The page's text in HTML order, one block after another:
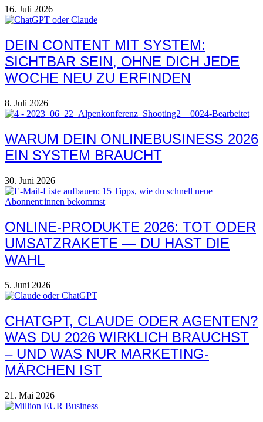
16. Juli 2026
DEIN CONTENT MIT SYSTEM:
SICHTBAR SEIN, OHNE DICH JEDE
WOCHE NEU ZU ERFINDEN
8. Juli 2026
WARUM DEIN ONLINEBUSINESS 2026
EIN SYSTEM BRAUCHT
30. Juni 2026
ONLINE-PRODUKTE 2026: TOT ODER
UMSATZRAKETE — DU HAST DIE
WAHL
5. Juni 2026
CHATGPT, CLAUDE ODER AGENTEN?
WAS DU 2026 WIRKLICH BRAUCHST
– UND WAS NUR MARKETING-
MÄRCHEN IST
21. Mai 2026